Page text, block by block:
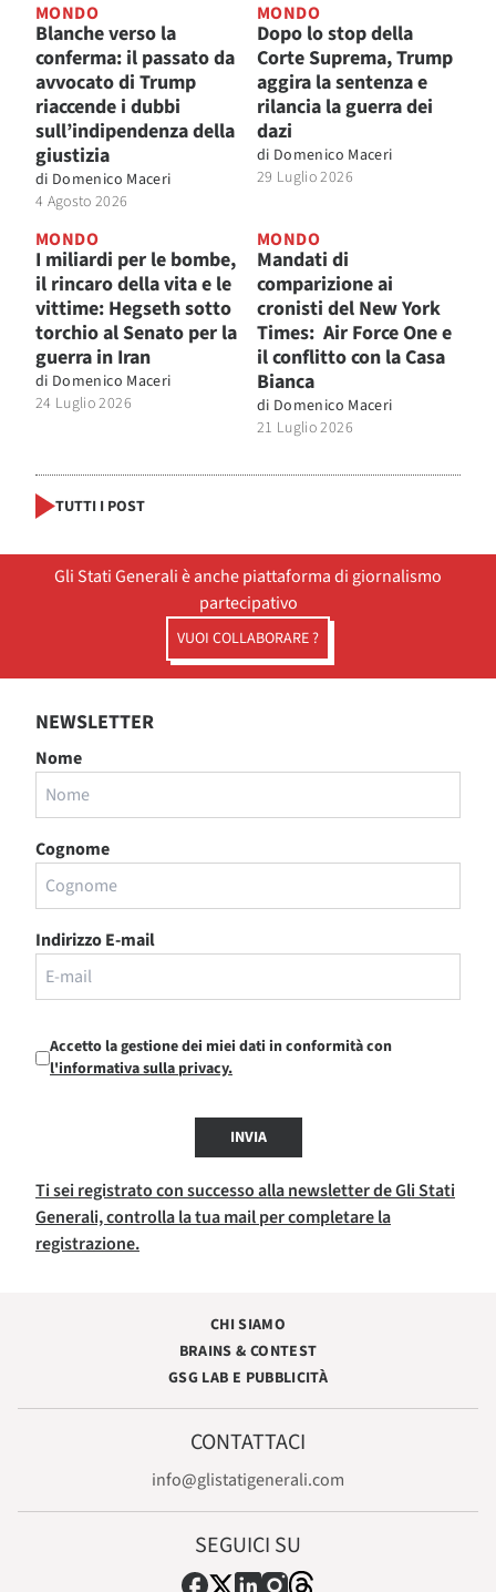
MONDO
Blanche verso la
conferma: il passato da
avvocato di Trump
riaccende i dubbi
sull’indipendenza della
giustizia
di Domenico Maceri
4 Agosto 2026
MONDO
Dopo lo stop della
Corte Suprema, Trump
aggira la sentenza e
rilancia la guerra dei
dazi
di Domenico Maceri
29 Luglio 2026
MONDO
I miliardi per le bombe,
il rincaro della vita e le
vittime: Hegseth sotto
torchio al Senato per la
guerra in Iran
di Domenico Maceri
24 Luglio 2026
MONDO
Mandati di
comparizione ai
cronisti del New York
Times: Air Force One e
il conflitto con la Casa
Bianca
di Domenico Maceri
21 Luglio 2026
TUTTI I POST
Gli Stati Generali è anche piattaforma di giornalismo
partecipativo
VUOI COLLABORARE ?
NEWSLETTER
Nome
Cognome
Indirizzo E-mail
Accetto la gestione dei miei dati in conformità con
l'informativa sulla privacy.
INVIA
Ti sei registrato con successo alla newsletter de Gli Stati
Generali, controlla la tua mail per completare la
registrazione.
CHI SIAMO
BRAINS & CONTEST
GSG LAB E PUBBLICITÀ
CONTATTACI
info@glistatigenerali.com
SEGUICI SU